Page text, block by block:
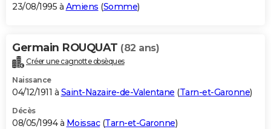
23/08/1995 à Amiens (Somme)
Germain ROUQUAT (82 ans)
Créer une cagnotte obsèques
Naissance
04/12/1911 à Saint-Nazaire-de-Valentane (Tarn-et-Garonne)
Décès
08/05/1994 à Moissac(Tarn-et-Garonne)